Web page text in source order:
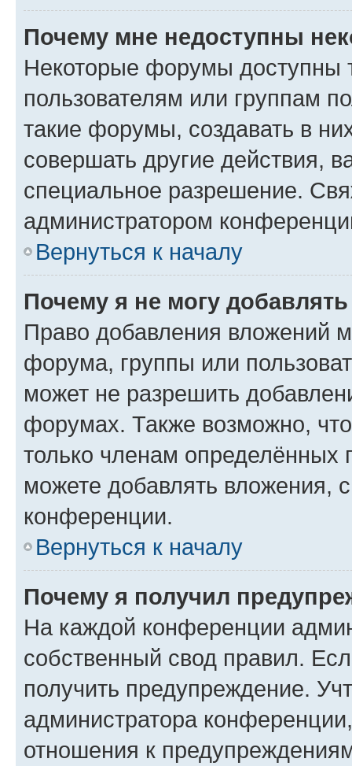
Почему мне недоступны
Некоторые форумы доступны
пользователям или группам
такие форумы, создавать в
совершать другие действия,
специальное разрешение.
администратором
Вернуться к началу
Почему я не могу
Право добавления вложений
форума, группы или
может не разрешить
форумах. Также возможно,
только членам определённых
можете добавлять вложения,
конференции.
Вернуться к началу
Почему я получил
На каждой конференции
собственный свод правил.
получить предупреждение.
администратора
отношения к